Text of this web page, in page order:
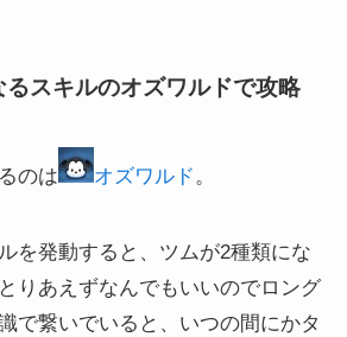
スキルのオズワルドで攻略
のは オズワルド。
を発動すると、ツムが2種類にな
りあえずなんでもいいのでロング
で繋いでいると、いつの間にかタ